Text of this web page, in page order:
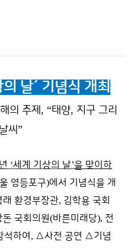
날´ 기념식 개최
의 주제 , “태양, 지구 그리
씨 ”
년 ‘세계 기상의 날’을 맞이하
영등포구)에서 기념식을 개
래 환경부장관, 김학용 국회
돈 국회의원(바른미래당), 전
석하여 , △사전 공연 △기념